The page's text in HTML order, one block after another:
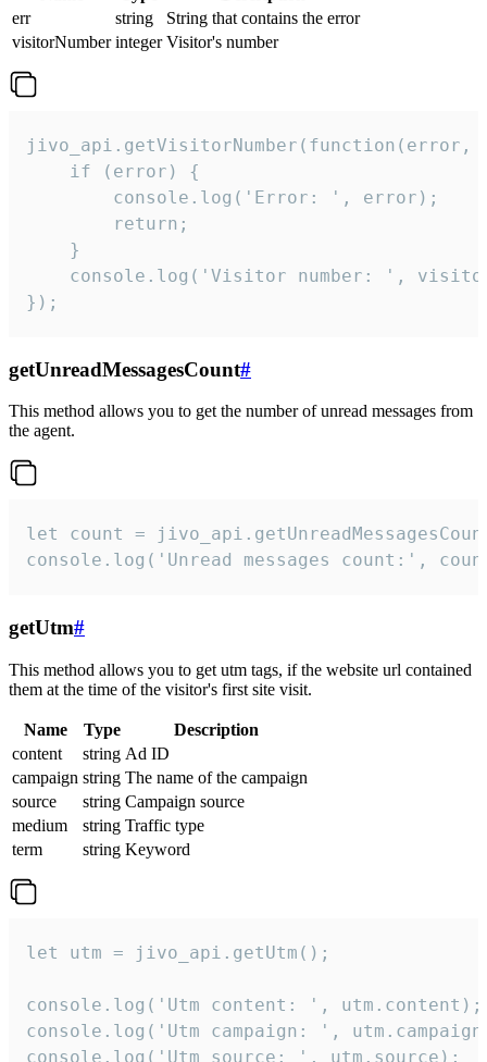
err
string
String that contains the error
visitorNumber integer Visitor's number
jivo_api.getVisitorNumber(function(error,
    if (error) {
        console.log('Error: ', error);
        return;
    }
console.log('Visitor number: ',
});
getUnreadMessagesCount#
This method allows you to get the number of unread messages from
the agent.
let count =
console.log('Unread messages count:',
getUtm#
This method allows you to get utm tags, if the website url contained
them at the time of the visitor's first site visit.
Name Type
Description
content
string Ad ID
campaign string The name of the campaign
source
string Campaign source
medium
string Traffic type
term
string Keyword
let utm = jivo_api.getUtm();
console.log('Utm content: ', utm.content);
console.log('Utm campaign: ',
console.log('Utm source: ', utm.source);